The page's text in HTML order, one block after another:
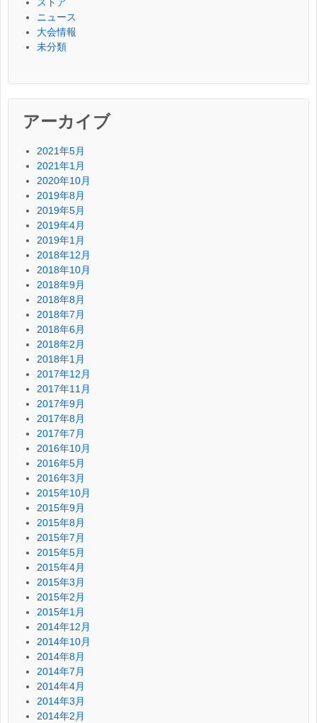
ニュース
大会情報
未分類
アーカイブ
2021年5月
2021年1月
2020年10月
2019年8月
2019年5月
2019年4月
2019年1月
2018年12月
2018年10月
2018年9月
2018年8月
2018年7月
2018年6月
2018年2月
2018年1月
2017年12月
2017年11月
2017年9月
2017年8月
2017年7月
2016年10月
2016年5月
2016年3月
2015年10月
2015年9月
2015年8月
2015年7月
2015年5月
2015年4月
2015年3月
2015年2月
2015年1月
2014年12月
2014年10月
2014年8月
2014年7月
2014年4月
2014年3月
2014年2月